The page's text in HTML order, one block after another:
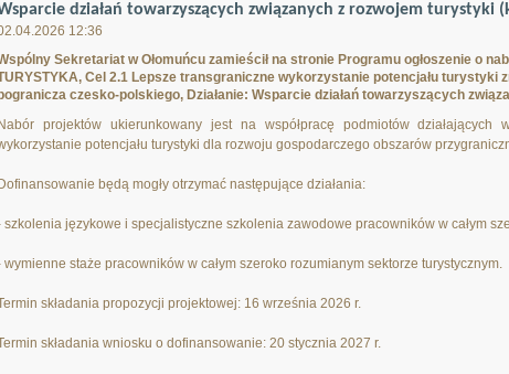
działań towarzyszących związanych z rozwojem turystyki
12:36
Sekretariat w Ołomuńcu zamieścił na stronie Programu ogłoszenie o
Cel 2.1 Lepsze transgraniczne wykorzystanie potencjału turystyki
czesko-polskiego, Działanie: Wsparcie działań towarzyszących
Nabór projektów ukierunkowany jest na współpracę podmiotów
potencjału turystyki dla rozwoju gospodarczego obszarów
Dofinansowanie będą mogły otrzymać następujące działania:
szkolenia językowe i specjalistyczne szkolenia zawodowe pracowników w całym
wymienne staże pracowników w całym szeroko rozumianym sektorze turystycznym.
składania propozycji projektowej: 16 września 2026 r.
składania wniosku o dofinansowanie: 20 stycznia 2027 r.